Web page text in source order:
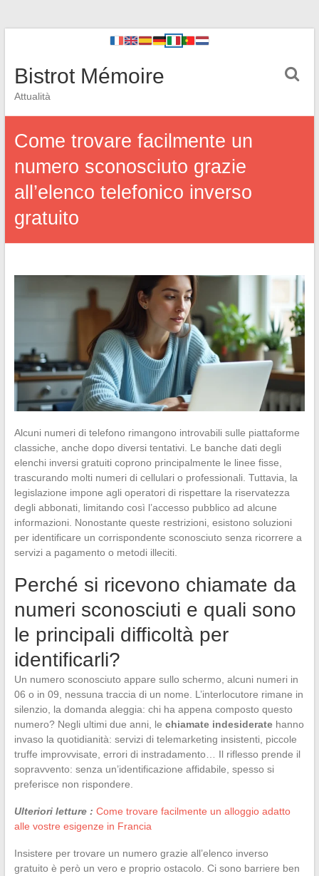
Bistrot Mémoire
Attualità
Come trovare facilmente un
numero sconosciuto grazie
all’elenco telefonico inverso
gratuito
Alcuni numeri di telefono rimangono introvabili sulle piattaforme
classiche, anche dopo diversi tentativi. Le banche dati degli
elenchi inversi gratuiti coprono principalmente le linee fisse,
trascurando molti numeri di cellulari o professionali. Tuttavia, la
legislazione impone agli operatori di rispettare la riservatezza
degli abbonati, limitando così l’accesso pubblico ad alcune
informazioni. Nonostante queste restrizioni, esistono soluzioni
per identificare un corrispondente sconosciuto senza ricorrere a
servizi a pagamento o metodi illeciti.
Perché si ricevono chiamate da
numeri sconosciuti e quali sono
le principali difficoltà per
identificarli?
Un numero sconosciuto appare sullo schermo, alcuni numeri in
06 o in 09, nessuna traccia di un nome. L’interlocutore rimane in
silenzio, la domanda aleggia: chi ha appena composto questo
numero? Negli ultimi due anni, le chiamate indesideratehanno
invaso la quotidianità: servizi di telemarketing insistenti, piccole
truffe improvvisate, errori di instradamento… Il riflesso prende il
sopravvento: senza un’identificazione affidabile, spesso si
preferisce non rispondere.
Ulteriori letture : Come trovare facilmente un alloggio adatto
alle vostre esigenze in Francia
Insistere per trovare un numero grazie all’elenco inverso
gratuito è però un vero e proprio ostacolo. Ci sono barriere ben